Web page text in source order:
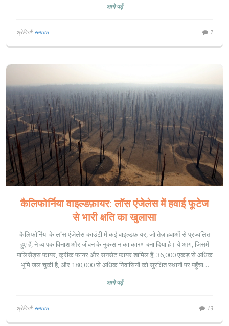
आगे पढ़ें
श्रेणियाँ: समाचार 7
कैलिफोर्निया वाइल्डफ़ायर: लॉस एंजेलेस में हवाई फूटेज
से भारी क्षति का खुलासा
कैलिफोर्निया के लॉस एंजेलेस काउंटी में कई वाइल्डफ़ायर, जो तेज़ हवाओं से प्रज्वलित
हुए हैं, ने व्यापक विनाश और जीवन के नुकसान का कारण बना दिया है। ये आग, जिसमें
पालिसैड्स फायर, क्रीक फायर और सनसेट फायर शामिल हैं, 36,000 एकड़ से अधिक
भूमि जल चुकी है, और 180,000 से अधिक निवासियों को सुरक्षित स्थानों पर पहुँचाया
आगे पढ़ें
श्रेणियाँ: समाचार 13